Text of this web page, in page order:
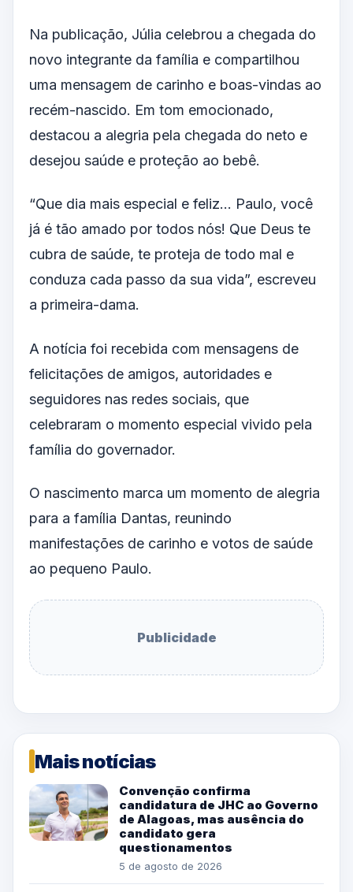
Na publicação, Júlia celebrou a chegada do
novo integrante da família e compartilhou
uma mensagem de carinho e boas-vindas ao
recém-nascido. Em tom emocionado,
destacou a alegria pela chegada do neto e
desejou saúde e proteção ao bebê.
“Que dia mais especial e feliz… Paulo, você
já é tão amado por todos nós! Que Deus te
cubra de saúde, te proteja de todo mal e
conduza cada passo da sua vida”, escreveu
a primeira-dama.
A notícia foi recebida com mensagens de
felicitações de amigos, autoridades e
seguidores nas redes sociais, que
celebraram o momento especial vivido pela
família do governador.
O nascimento marca um momento de alegria
para a família Dantas, reunindo
manifestações de carinho e votos de saúde
ao pequeno Paulo.
Publicidade
Mais notícias
Convenção confirma
candidatura de JHC ao Governo
de Alagoas, mas ausência do
candidato gera
questionamentos
5 de agosto de 2026